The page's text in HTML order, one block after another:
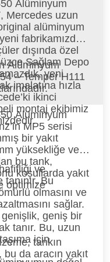
Alüminyum
, Mercedes uzun
alüminyum
fabrikamızda
dışında özel
Sağlam Depo
yeni
imalatına hızla
ikinci
montaj ekibimiz
Alüminyum
– Temper H111
Alüminyum
MP5 serisi
bir yakıt
yüksekliğe ve
bu tank,
koşullarda yakıt
optimize
ve
Bu
olmasını ve
sağlar.
genişlik, geniş bir
tanır. Bu, uzun
için
tankın
bu da aracın yakıt